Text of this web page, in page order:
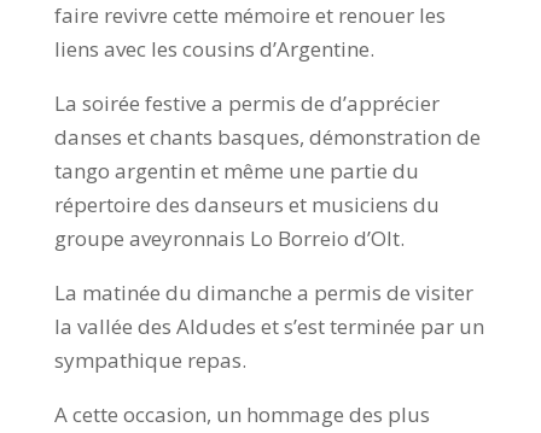
faire revivre cette mémoire et renouer les
liens avec les cousins d’Argentine.
La soirée festive a permis de d’apprécier
danses et chants basques, démonstration de
tango argentin et même une partie du
répertoire des danseurs et musiciens du
groupe aveyronnais Lo Borreio d’Olt.
La matinée du dimanche a permis de visiter
la vallée des Aldudes et s’est terminée par un
sympathique repas.
A cette occasion, un hommage des plus